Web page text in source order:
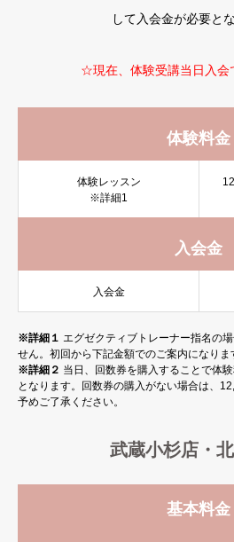
して入会金が必要と
☆現在、体験受講当日入
体験料金
体験レッスン
※詳細1
入会金
入会金
※詳細１ エグゼクティブトレーナー指名の
せん。初回から下記金額でのご案内になりま
※詳細２ 当日、回数券を購入することで体
となります。回数券の購入がない場合は、
予めご了承ください。
武蔵小杉店・
基本料金